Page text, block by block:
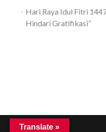
Hari Raya Idul Fitri
Hindari Gratifikasi”
Translate »